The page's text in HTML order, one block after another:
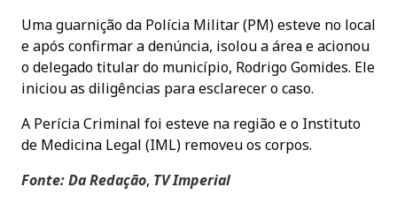
Uma guarnição da Polícia Militar (PM) esteve no local
e após confirmar a denúncia, isolou a área e acionou
o delegado titular do município, Rodrigo Gomides. Ele
iniciou as diligências para esclarecer o caso.
A Perícia Criminal foi esteve na região e o Instituto
de Medicina Legal (IML) removeu os corpos.
Fonte: Da Redação, TV Imperial